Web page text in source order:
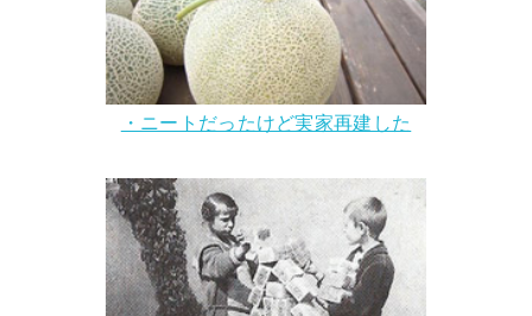
・ニートだったけど実家再建した